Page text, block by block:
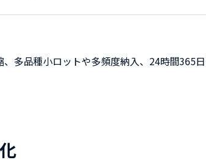
多品種小ロットや多頻度納入、24時間365